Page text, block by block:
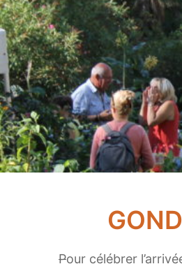
Pour célébrer